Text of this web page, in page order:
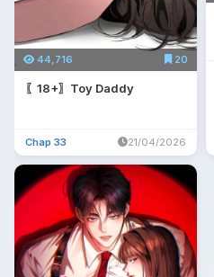
44,716 20
〖18+〗Toy Daddy
Chap 33 21/04/2026